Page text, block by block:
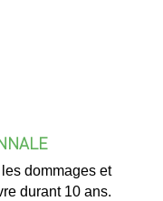
dommages et
durant 10 ans.